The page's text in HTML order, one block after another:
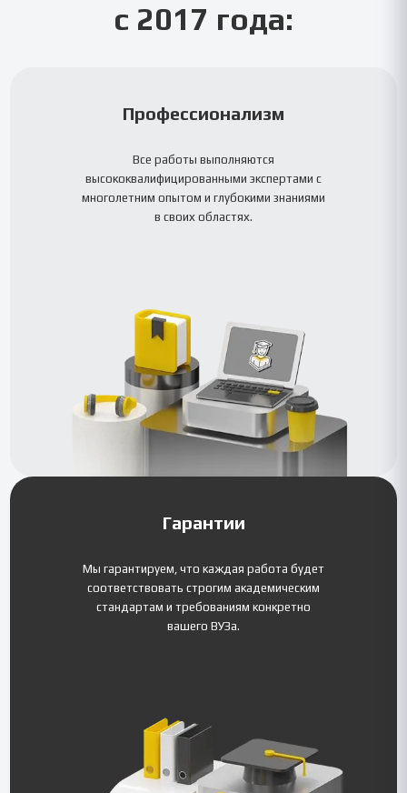
с 2017 года:
Профессионализм
Все работы выполняются
высококвалифицированными экспертами с
многолетним опытом и глубокими знаниями
в своих областях.
Гарантии
Мы гарантируем, что каждая работа будет
соответствовать строгим академическим
стандартам и требованиям конкретно
вашего ВУЗа.